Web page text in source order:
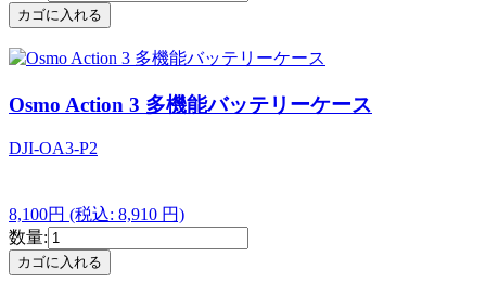
Osmo Action 3 多機能バッテリーケース
DJI-OA3-P2
8,100円 (税込: 8,910 円)
数量: